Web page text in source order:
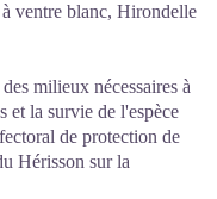
ventre blanc, Hirondelle
milieux nécessaires à
et la survie de l'espèce
de protection de
Hérisson sur la